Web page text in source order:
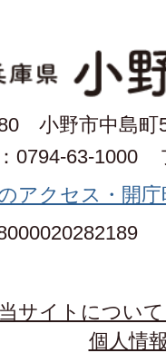
小野市中島町
0794-63-1000
アクセス・開庁
当サイトについ
個人情